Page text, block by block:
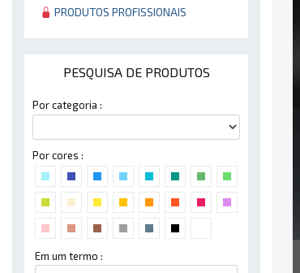
PRODUTOS PROFISSIONAIS
PESQUISA DE PRODUTOS
Por categoria :
Por cores :
Em um termo :